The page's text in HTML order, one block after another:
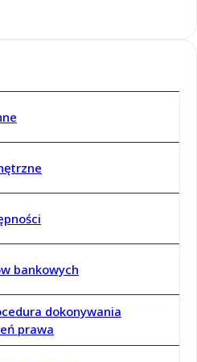
bankowych
dokonywania
prawa